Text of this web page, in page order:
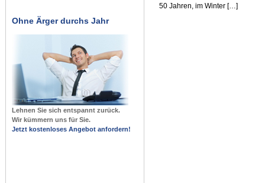
Ohne Ärger durchs Jahr
Lehnen Sie sich entspannt zurück.
Wir kümmern uns für Sie.
Jetzt kostenloses Angebot anfordern!
50 Jahren, im Winter […]